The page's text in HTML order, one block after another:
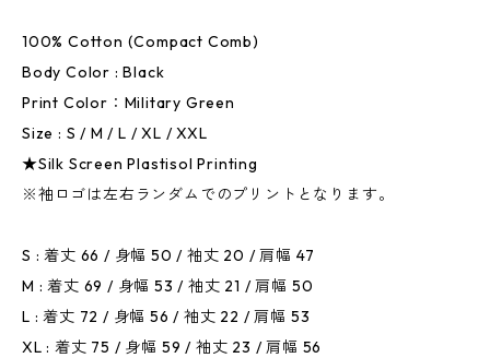
100% Cotton (Compact Comb)
Body Color : Black
Print Color：Military Green
Size : S / M / L / XL / XXL
★Silk Screen Plastisol Printing
※袖ロゴは左右ランダムでのプリントとなります。
S : 着丈 66 / 身幅 50 / 袖丈 20 / 肩幅 47
M : 着丈 69 / 身幅 53 / 袖丈 21 / 肩幅 50
L : 着丈 72 / 身幅 56 / 袖丈 22 / 肩幅 53
XL : 着丈 75 / 身幅 59 / 袖丈 23 / 肩幅 56